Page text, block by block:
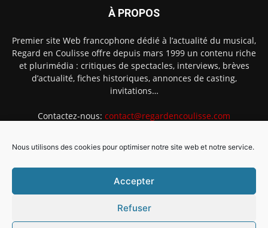
Nous utilisons des cookies pour optimiser notre site web et notre service.
Accepter
Refuser
À PROPOS
Premier site Web francophone dédié à l’actualité du musical,
Regard en Coulisse offre depuis mars 1999 un contenu riche
et plurimédia : critiques de spectacles, interviews, brèves
d’actualité, fiches historiques, annonces de casting,
invitations…
Contactez-nous: contact@regardencoulisse.com